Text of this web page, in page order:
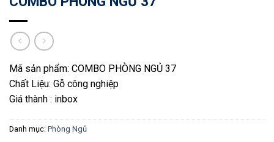
Mã sản phẩm: COMBO PHÒNG NGỦ 37
Chất Liệu: Gỗ công nghiệp
Giá thành : inbox
Danh mục: Phòng Ngủ